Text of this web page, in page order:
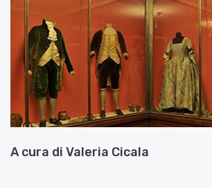
A cura di Valeria Cicala